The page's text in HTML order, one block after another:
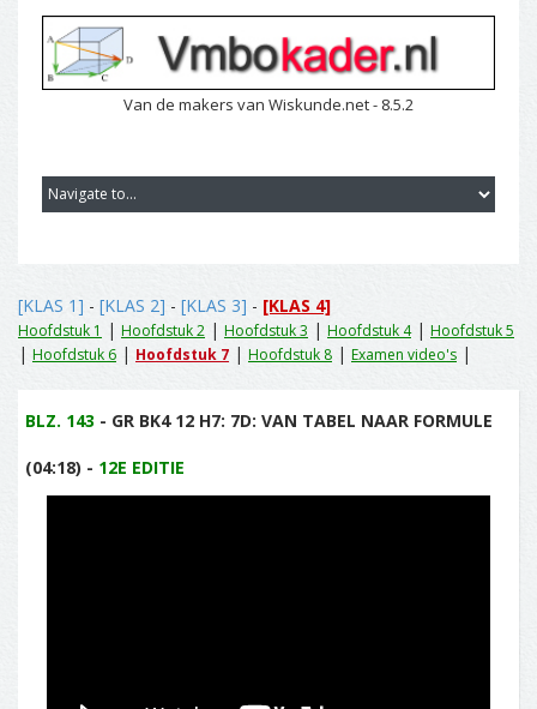
Van de makers van Wiskunde.net - 8.5.2
[KLAS 1] - [KLAS 2] - [KLAS 3] - [KLAS 4]
Hoofdstuk 1 | Hoofdstuk 2 | Hoofdstuk 3 | Hoofdstuk 4| Hoofdstuk 5
| Hoofdstuk 6 | Hoofdstuk 7 | Hoofdstuk 8 | Examen video's |
BLZ. 143 - GR BK4 12 H7: 7D: VAN TABEL NAAR FORMULE
(04:18) - 12E EDITIE